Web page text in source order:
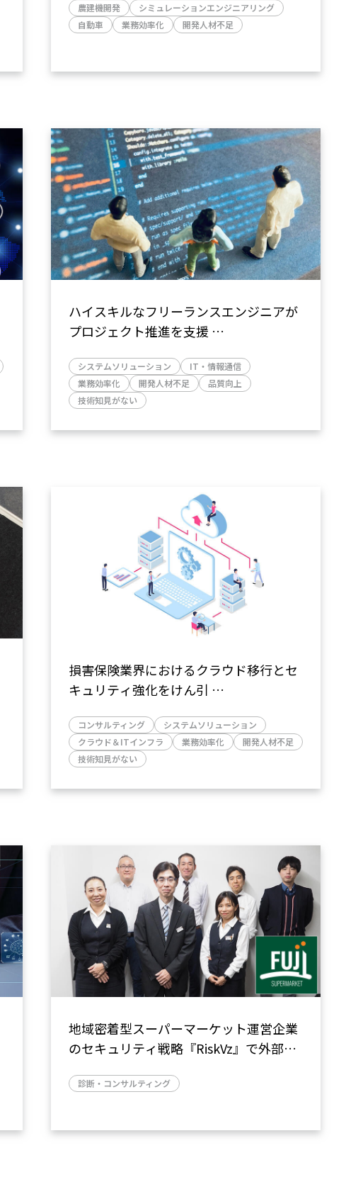
～商用車開発の知見を活かし、動力装
置、冷熱系部品、フレーム、センサーな
で対応～
農建機開発
シミュレーションエンジニアリング
自動車
業務効率化 開発人材不足
ハイスキルなフリーランスエンジニアが
プロジェクト推進を支援
ニアでもスピーディーに提案～
システムソリューション
IT・情報通信
業務効率化
開発人材不足
品質向上
技術知見がない
損害保険業界におけるクラウド移行とセ
キュリティ強化をけん引
ティングから実装まで支援～
コンサルティング
システムソリューション
クラウド＆ITインフラ
業務効率化
開発人材不足
技術知見がない
地域密着型スーパーマーケット運営企業
のセキュリティ戦略『RiskVz』で外部か
を可視化（富士シティオ株式会社さま）
診断・コンサルティング